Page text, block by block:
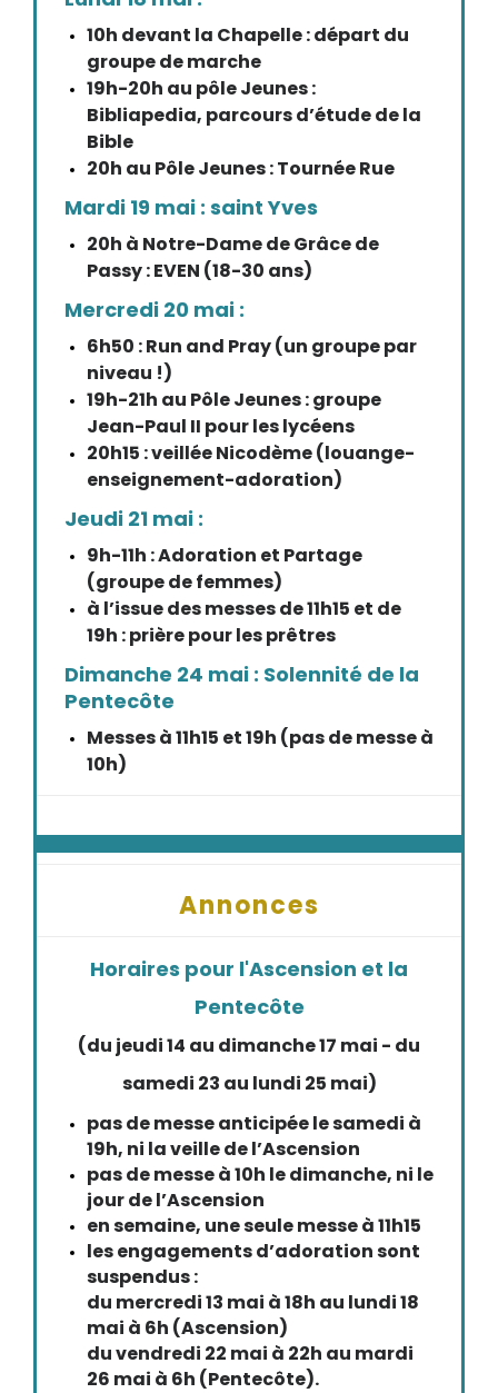
10h devant la Chapelle : départ du
groupe de marche
19h-20h au pôle Jeunes :
Bibliapedia, parcours d’étude de la
Bible
20h au Pôle Jeunes : Tournée Rue
Mardi 19 mai : saint Yves
20h à Notre-Dame de Grâce de
Passy : EVEN (18-30 ans)
Mercredi 20 mai :
6h50 : Run and Pray (un groupe par
niveau !)
19h-21h au Pôle Jeunes : groupe
Jean-Paul II pour les lycéens
20h15 : veillée Nicodème (louange-
enseignement-adoration)
Jeudi 21 mai :
9h-11h : Adoration et Partage
(groupe de femmes)
à l’issue des messes de 11h15 et de
19h : prière pour les prêtres
Dimanche 24 mai : Solennité de la
Pentecôte
Messes à 11h15 et 19h (pas de messe à
10h)
Annonces
Horaires pour l'Ascension et la
Pentecôte
(du jeudi 14 au dimanche 17 mai - du
samedi 23 au lundi 25 mai)
pas de messe anticipée le samedi à
19h, ni la veille de l’Ascension
pas de messe à 10h le dimanche, ni le
jour de l’Ascension
en semaine, une seule messe à 11h15
les engagements d’adoration sont
suspendus :
du mercredi 13 mai à 18h au lundi 18
mai à 6h (Ascension)
du vendredi 22 mai à 22h au mardi
26 mai à 6h (Pentecôte).